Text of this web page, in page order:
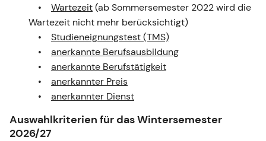
Wartezeit(ab Sommersemester 2022 wird die
Wartezeit nicht mehr berücksichtigt)
Studieneignungstest (TMS)
anerkannte Berufsausbildung
anerkannte Berufstätigkeit
anerkannter Preis
anerkannter Dienst
Auswahlkriterien für das Wintersemester
2026/27